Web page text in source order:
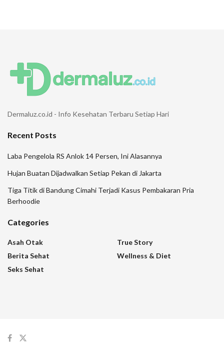
Dermaluz.co.id - Info Kesehatan Terbaru Setiap Hari
Recent Posts
Laba Pengelola RS Anlok 14 Persen, Ini Alasannya
Hujan Buatan Dijadwalkan Setiap Pekan di Jakarta
Tiga Titik di Bandung Cimahi Terjadi Kasus Pembakaran Pria
Berhoodie
Categories
Asah Otak
Berita Sehat
Seks Sehat
True Story
Wellness & Diet